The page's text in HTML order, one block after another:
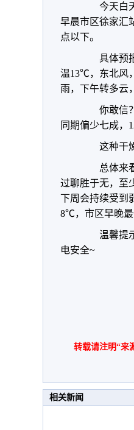
今天白天
早晨市区徐家汇
点以下。
具体预报
温13℃，东北风
雨，下午转多云
你敢信？
同期偏少七成，
这种干燥
总体来看
过聊胜于无，至
下周会持续受到
8℃，市区早晚
温馨提示
电安全~
转载请注明“来
相关新闻